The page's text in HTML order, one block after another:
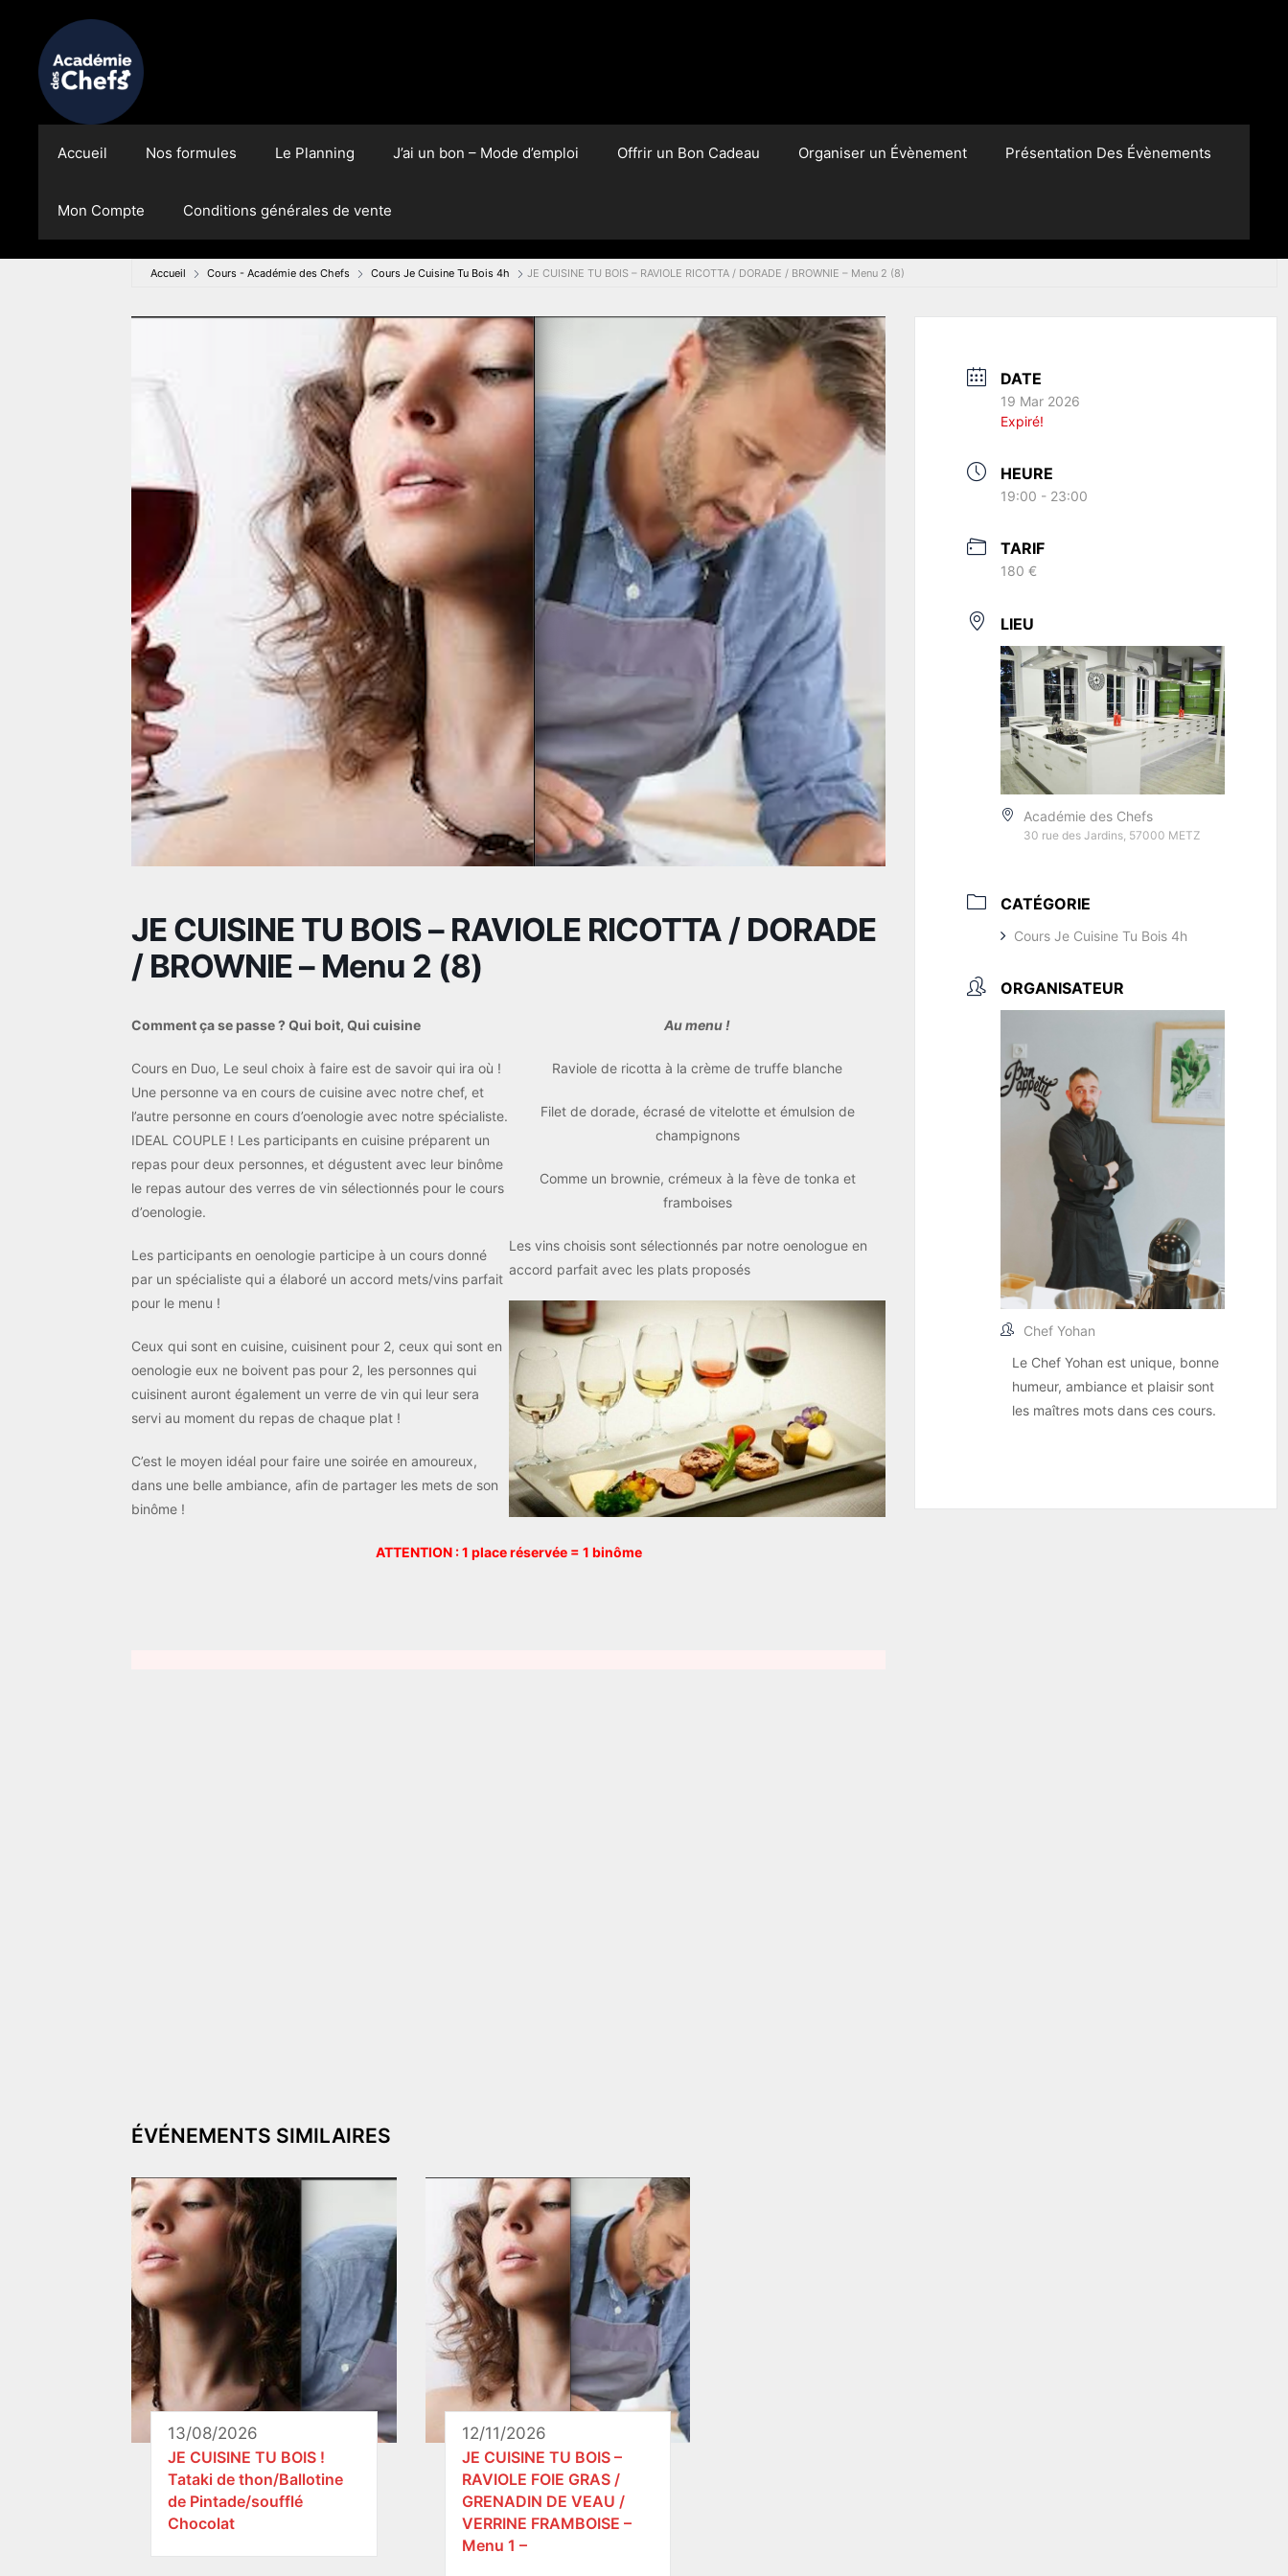
Accueil Nos formules Le Planning J’ai un bon – Mode d’emploi Offrir un Bon Cadeau Organiser un Évènement Présentation Des Évènements
Mon Compte Conditions générales de vente
Accueil Cours - Académie des Chefs Cours Je Cuisine Tu Bois 4h JE CUISINE TU BOIS – RAVIOLE RICOTTA / DORADE / BROWNIE – Menu 2 (8)
JE CUISINE TU BOIS – RAVIOLE RICOTTA / DORADE
/ BROWNIE – Menu 2 (8)
Comment ça se passe ? Qui boit, Qui cuisine
Cours en Duo, Le seul choix à faire est de savoir qui ira où !
Une personne va en cours de cuisine avec notre chef, et
l’autre personne en cours d’oenologie avec notre spécialiste.
IDEAL COUPLE ! Les participants en cuisine préparent un
repas pour deux personnes, et dégustent avec leur binôme
le repas autour des verres de vin sélectionnés pour le cours
d’oenologie.
Les participants en oenologie participe à un cours donné
par un spécialiste qui a élaboré un accord mets/vins parfait
pour le menu !
Ceux qui sont en cuisine, cuisinent pour 2, ceux qui sont en
oenologie eux ne boivent pas pour 2, les personnes qui
cuisinent auront également un verre de vin qui leur sera
servi au moment du repas de chaque plat !
C’est le moyen idéal pour faire une soirée en amoureux,
dans une belle ambiance, afin de partager les mets de son
binôme !
Au menu !
Raviole de ricotta à la crème de truffe blanche
Filet de dorade, écrasé de vitelotte et émulsion de
champignons
Comme un brownie, crémeux à la fève de tonka et
framboises
Les vins choisis sont sélectionnés par notre oenologue en
accord parfait avec les plats proposés
ATTENTION : 1 place réservée = 1 binôme
DATE
19 Mar 2026
Expiré!
HEURE
19:00 - 23:00
TARIF
180 €
LIEU
Académie des Chefs
30 rue des Jardins, 57000 METZ
CATÉGORIE
Cours Je Cuisine Tu Bois 4h
ORGANISATEUR
Chef Yohan
Le Chef Yohan est unique, bonne
humeur, ambiance et plaisir sont
les maîtres mots dans ces cours.
ÉVÉNEMENTS SIMILAIRES
13/08/2026
JE CUISINE TU BOIS !
Tataki de thon/Ballotine
de Pintade/soufflé
Chocolat
12/11/2026
JE CUISINE TU BOIS –
RAVIOLE FOIE GRAS /
GRENADIN DE VEAU /
VERRINE FRAMBOISE –
Menu 1 –